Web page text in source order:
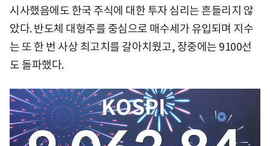
시사했음에도 한국 주식에 대한 투자 심리는 흔들리지 않
았다. 반도체 대형주를 중심으로 매수세가 유입되며 지수
는 또 한 번 사상 최고치를 갈아치웠고, 장중에는 9100선
도 돌파했다.